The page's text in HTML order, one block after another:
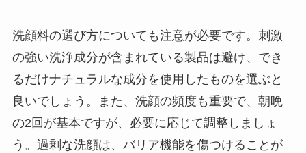
洗顔料の選び方についても注意が必要です。刺激
の強い洗浄成分が含まれている製品は避け、でき
るだけナチュラルな成分を使用したものを選ぶと
良いでしょう。また、洗顔の頻度も重要で、朝晩
の2回が基本ですが、必要に応じて調整しましょ
う。過剰な洗顔は、バリア機能を傷つけることが